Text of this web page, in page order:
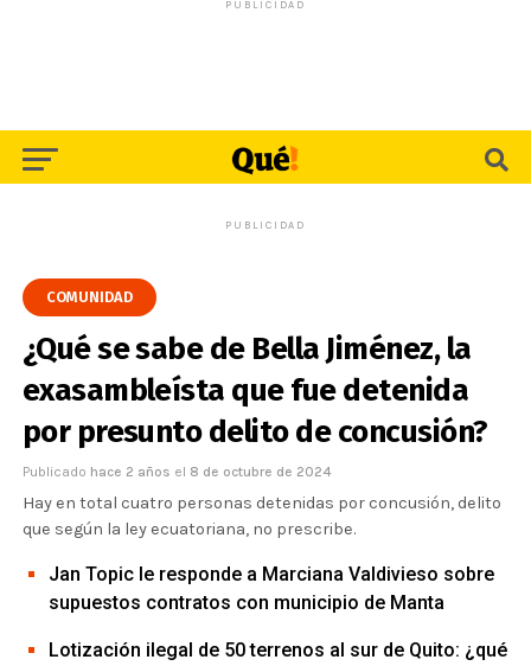
PUBLICIDAD
PUBLICIDAD
COMUNIDAD
¿Qué se sabe de Bella Jiménez, la
exasambleísta que fue detenida
por presunto delito de concusión?
Publicado hace 2 años el 8 de octubre de 2024
Hay en total cuatro personas detenidas por concusión, delito
que según la ley ecuatoriana, no prescribe.
Jan Topic le responde a Marciana Valdivieso sobre
supuestos contratos con municipio de Manta
Lotización ilegal de 50 terrenos al sur de Quito: ¿qué